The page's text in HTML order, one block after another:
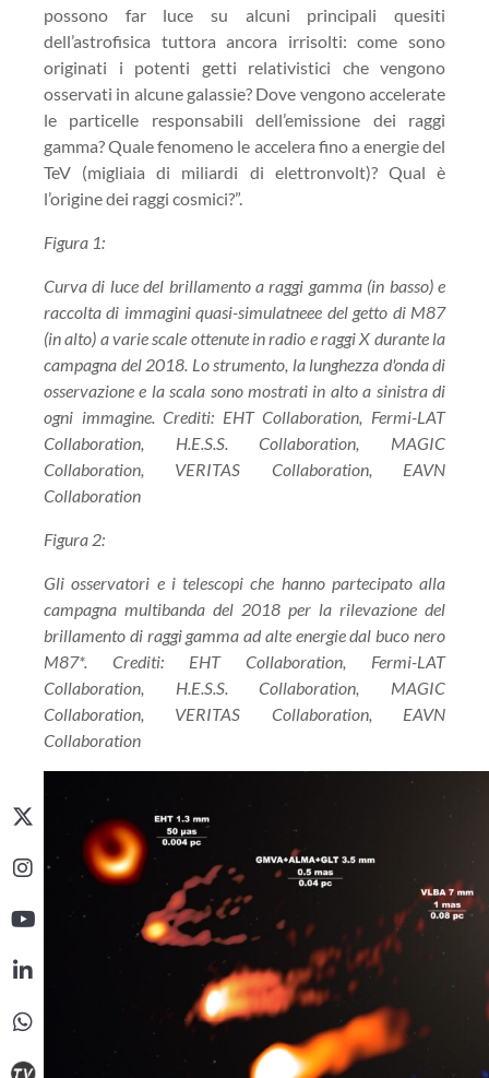
possono far luce su alcuni principali quesiti
dell’astrofisica tuttora ancora irrisolti: come sono
originati i potenti getti relativistici che vengono
osservati in alcune galassie? Dove vengono accelerate
le particelle responsabili dell’emissione dei raggi
gamma? Quale fenomeno le accelera fino a energie del
TeV (migliaia di miliardi di elettronvolt)? Qual è
l’origine dei raggi cosmici?”.
Figura 1:
Curva di luce del brillamento a raggi gamma (in basso) e
raccolta di immagini quasi-simulatneee del getto di M87
(in alto) a varie scale ottenute in radio e raggi X durante la
campagna del 2018. Lo strumento, la lunghezza d'onda di
osservazione e la scala sono mostrati in alto a sinistra di
ogni immagine. Crediti: EHT Collaboration, Fermi-LAT
Collaboration, H.E.S.S. Collaboration, MAGIC
Collaboration, VERITAS Collaboration, EAVN
Collaboration
Figura 2:
Gli osservatori e i telescopi che hanno partecipato alla
campagna multibanda del 2018 per la rilevazione del
brillamento di raggi gamma ad alte energie dal buco nero
M87*. Crediti: EHT Collaboration, Fermi-LAT
Collaboration, H.E.S.S. Collaboration, MAGIC
Collaboration, VERITAS Collaboration, EAVN
Collaboration